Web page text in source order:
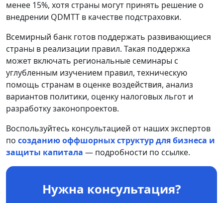
менее 15%, хотя страны могут принять решение о
внедрении QDMTT в качестве подстраховки.
Всемирный банк готов поддержать развивающиеся
страны в реализации правил. Такая поддержка
может включать региональные семинары с
углубленным изучением правил, техническую
помощь странам в оценке воздействия, анализ
вариантов политики, оценку налоговых льгот и
разработку законопроектов.
Воспользуйтесь консультацией от наших экспертов
по созданию оффшорных структур для бизнеса и
защиты капитала — подробности по ссылке.
Нужна консультация?